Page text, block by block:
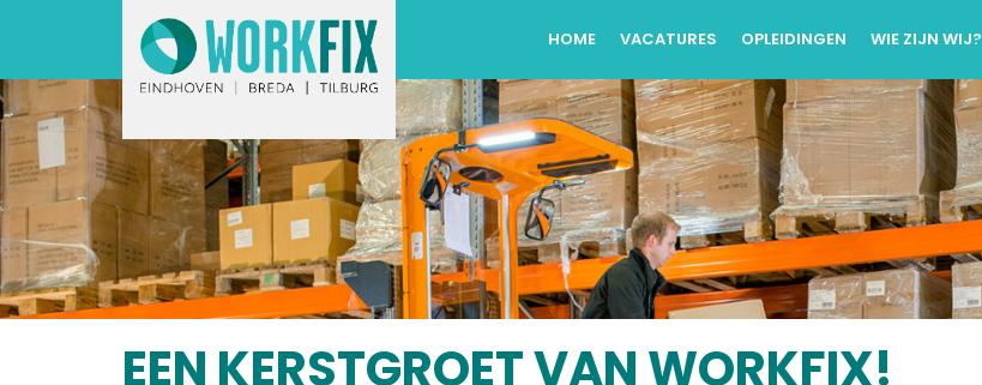
HOME VACATURES OPLEIDINGEN WIE ZIJN WIJ?
EEN KERSTGROET VAN WORKFIX!